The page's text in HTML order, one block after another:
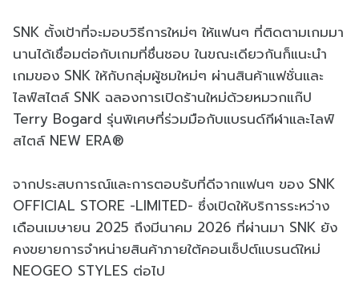
SNK ตั้งเป้าที่จะมอบวิธีการใหม่ๆ ให้แฟนๆ ที่ติดตามเกมมา
นานได้เชื่อมต่อกับเกมที่ชื่นชอบ ในขณะเดียวกันก็แนะนำ
เกมของ SNK ให้กับกลุ่มผู้ชมใหม่ๆ ผ่านสินค้าแฟชั่นและ
ไลฟ์สไตล์ SNK ฉลองการเปิดร้านใหม่ด้วยหมวกแก๊ป
Terry Bogard รุ่นพิเศษที่ร่วมมือกับแบรนด์กีฬาและไลฟ์
สไตล์ NEW ERA®
จากประสบการณ์และการตอบรับที่ดีจากแฟนๆ ของ SNK
OFFICIAL STORE -LIMITED- ซึ่งเปิดให้บริการระหว่าง
เดือนเมษายน 2025 ถึงมีนาคม 2026 ที่ผ่านมา SNK ยัง
คงขยายการจำหน่ายสินค้าภายใต้คอนเซ็ปต์แบรนด์ใหม่
NEOGEO STYLES ต่อไป